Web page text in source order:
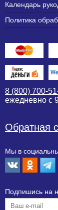
Календарь
Политика
8 (800) 700-
ежедневно с
Обратная
Мы в
Подпишиcь на